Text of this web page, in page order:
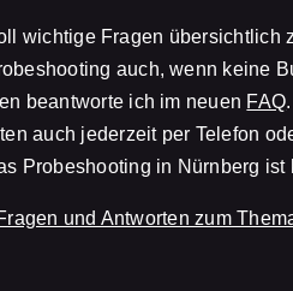
wichtige Fragen übersichtlich
auch, wenn keine
beantworte ich im neuen FAQ
auch jederzeit per Telefon
Probeshooting in Nürnberg